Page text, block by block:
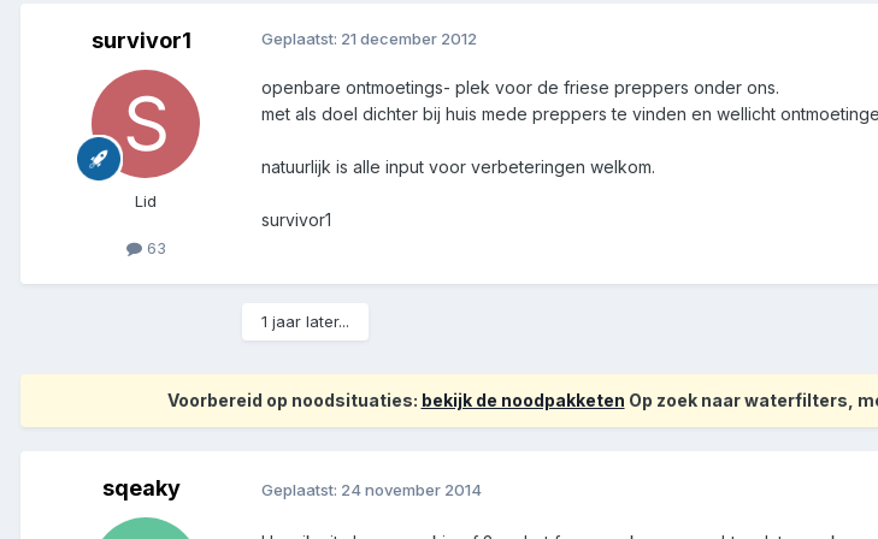
survivor1
Lid
63
Geplaatst: 21 december 2012
openbare ontmoetings- plek voor de friese preppers onder ons.
met als doel dichter bij huis mede preppers te vinden en wellicht
natuurlijk is alle input voor verbeteringen welkom.
survivor1
1 jaar later...
Voorbereid op noodsituaties: bekijk de noodpakketen Op zoek naar waterfilters,
sqeaky Geplaatst: 24 november 2014